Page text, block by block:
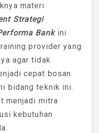
materi
Strategi
Bankini
provider yang
agar tidak
cepat bosan
bidang teknik ini.
menjadi mitra
kebutuhan